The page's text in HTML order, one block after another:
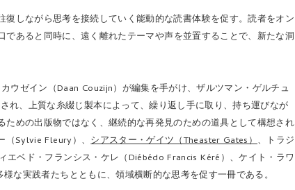
しながら思考を接続していく能動的な読書体験を促す。読者をオン
であると同時に、遠く離れたテーマや声を並置することで、新たな洞
ウゼイン（Daan Couzijn）が編集を手がけ、ザルツマン・ゲルチュ
れ、上質な糸綴じ製本によって、繰り返し手に取り、持ち運びなが
めの出版物ではなく、継続的な再発見のための道具として構想され
（Sylvie Fleury）、シアスター・ゲイツ（Theaster Gates）、トラジ
ベド・フランシス・ケレ（Diébédo Francis Kéré）、ケイト・ラワ
な実践者たちとともに、領域横断的な思考を促す一冊である。